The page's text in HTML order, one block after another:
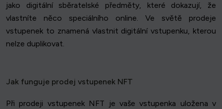
jako digitální sběratelské předměty, které dokazují, že
vlastníte něco speciálního online. Ve světě prodeje
vstupenek to znamená vlastnit digitální vstupenku, kterou
nelze duplikovat.
Jak funguje prodej vstupenek NFT
Při prodeji vstupenek NFT je vaše vstupenka uložena v